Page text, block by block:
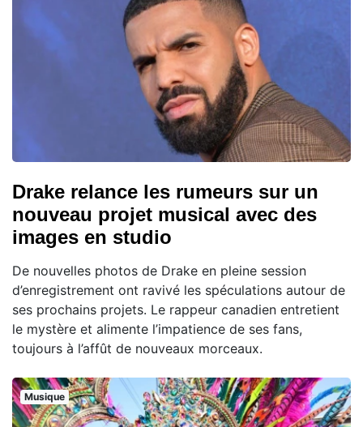
Drake relance les rumeurs sur un
nouveau projet musical avec des
images en studio
De nouvelles photos de Drake en pleine session
d’enregistrement ont ravivé les spéculations autour de
ses prochains projets. Le rappeur canadien entretient
le mystère et alimente l’impatience de ses fans,
toujours à l’affût de nouveaux morceaux.
Musique